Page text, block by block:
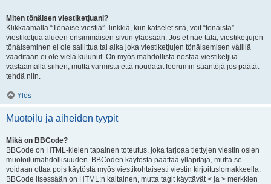
Miten tönäisen viestiketjuani?
Klikkaamalla “Tönaise viestiä” -linkkiä, kun katselet sitä, voit “tönäistä”
viestiketjua alueen ensimmäisen sivun yläosaan. Jos et näe tätä, viestiketjujen
tönäiseminen ei ole sallittua tai aika joka viestiketjujen tönäisemisen välillä
vaaditaan ei ole vielä kulunut. On myös mahdollista nostaa viestiketjua
vastaamalla siihen, mutta varmista että noudatat foorumin sääntöjä jos päätät
tehdä niin.
Ylös
Muotoilu ja aiheiden tyypit
Mikä on BBCode?
BBCode on HTML-kielen tapainen toteutus, joka tarjoaa tiettyjen viestin osien
muotoilumahdollisuuden. BBCoden käytöstä päättää ylläpitäjä, mutta se
voidaan ottaa pois käytöstä myös viestikohtaisesti viestin kirjoituslomakkeella.
BBCode itsessään on HTML:n kaltainen, mutta tagit käyttävät < ja > merkkien